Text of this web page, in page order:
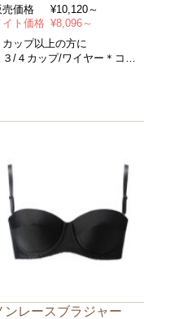
売価格 ¥10,120～
イト価格 ¥8,096～
カップ以上の方に
３/４カップ/ワイヤー＊コン
ンレースブラジャー